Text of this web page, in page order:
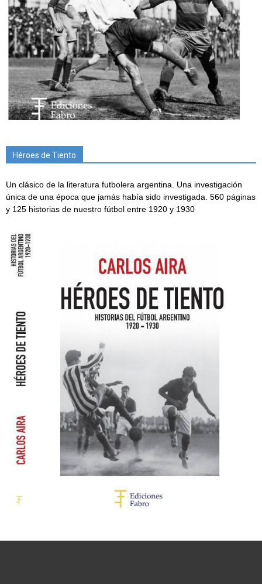
Héroes de Tiento
Un clásico de la literatura futbolera argentina. Una investigación
única de una época que jamás había sido investigada. 560 páginas
y 125 historias de nuestro fútbol entre 1920 y 1930